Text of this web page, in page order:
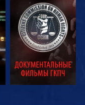
СМОТРЕТЬ